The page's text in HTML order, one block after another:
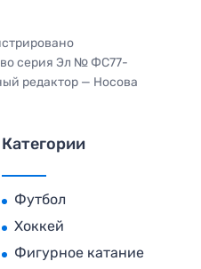
серия Эл № ФС77-
редактор — Носова
Категории
Футбол
Хоккей
Фигурное катание